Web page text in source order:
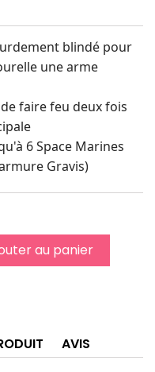
blindé pour
une arme
faire feu deux fois
6 Space Marines
Gravis)
au panier
AVIS